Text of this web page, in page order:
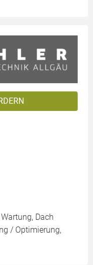
Dach
/ Optimierung,